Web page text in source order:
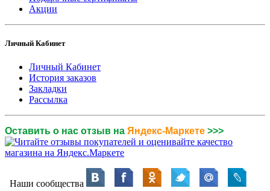
Акции
Личный Кабинет
Личный Кабинет
История заказов
Закладки
Рассылка
Оставить о нас отзыв на Яндекс-Маркете >>>
Наши сообщества